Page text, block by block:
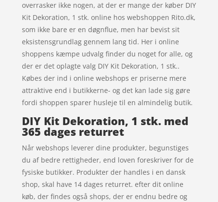
overrasker ikke nogen, at der er mange der køber DIY
Kit Dekoration, 1 stk. online hos webshoppen Rito.dk,
som ikke bare er en døgnflue, men har bevist sit
eksistensgrundlag gennem lang tid. Her i online
shoppens kæmpe udvalg finder du noget for alle, og
der er det oplagte valg DIY Kit Dekoration, 1 stk..
Købes der ind i online webshops er priserne mere
attraktive end i butikkerne- og det kan lade sig gøre
fordi shoppen sparer husleje til en almindelig butik.
DIY Kit Dekoration, 1 stk. med
365 dages returret
Når webshops leverer dine produkter, begunstiges
du af bedre rettigheder, end loven foreskriver for de
fysiske butikker. Produkter der handles i en dansk
shop, skal have 14 dages returret. efter dit online
køb, der findes også shops, der er endnu bedre og